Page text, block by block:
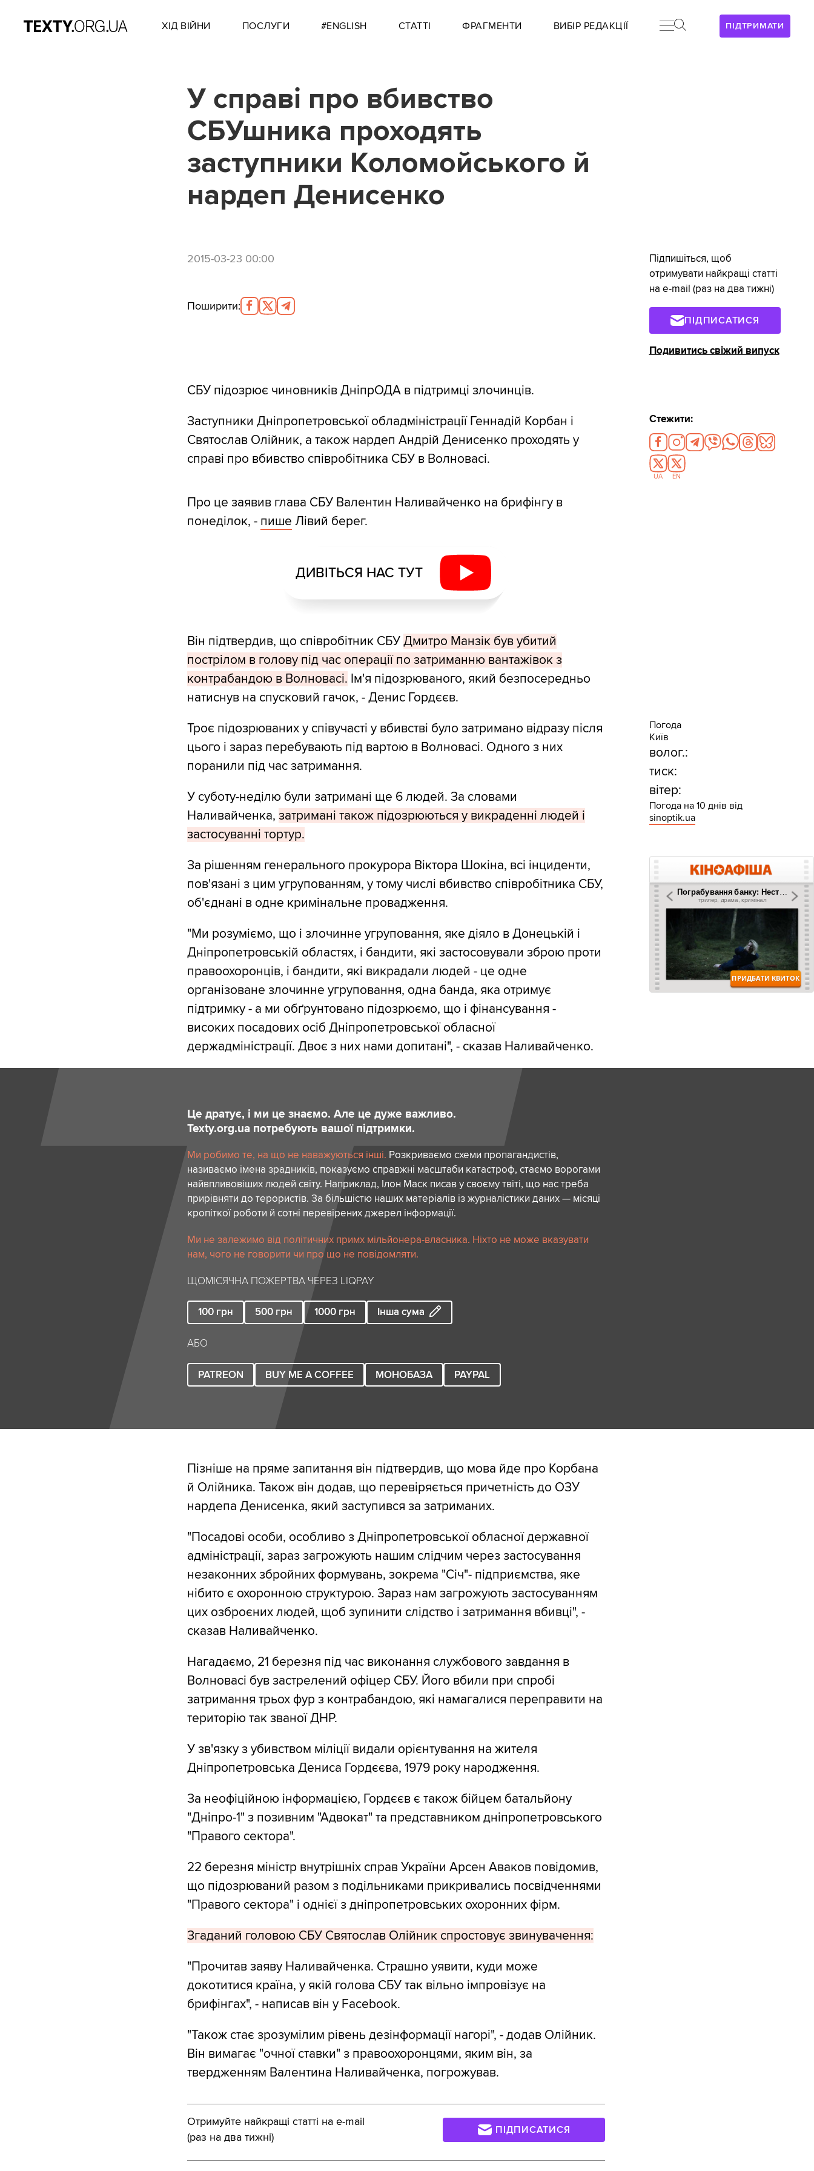
ПІДТРИМАТИ
ХІД ВІЙНИ ПОСЛУГИ #ENGLISH СТАТТІ ФРАГМЕНТИ ВИБІР РЕДАКЦІЇ
У справі про вбивство
СБУшника проходять
заступники Коломойського й
нардеп Денисенко
2015-03-23 00:00
Поширити:
СБУ підозрює чиновників ДніпрОДА в підтримці злочинців.
Заступники Дніпропетровської обладміністрації Геннадій Корбан і
Святослав Олійник, а також нардеп Андрій Денисенко проходять у
справі про вбивство співробітника СБУ в Волновасі.
Про це заявив глава СБУ Валентин Наливайченко на брифінгу в
понеділок, - пише Лівий берег.
ДИВІТЬСЯ НАС ТУТ
Він підтвердив, що співробітник СБУ Дмитро Манзік був убитий
пострілом в голову під час операції по затриманню вантажівок з
контрабандою в Волновасі. Ім'я підозрюваного, який безпосередньо
натиснув на спусковий гачок, - Денис Гордєєв.
Троє підозрюваних у співучасті у вбивстві було затримано відразу після
цього і зараз перебувають під вартою в Волновасі. Одного з них
поранили під час затримання.
У суботу-неділю були затримані ще 6 людей. За словами
Наливайченка, затримані також підозрюються у викраденні людей і
застосуванні тортур.
За рішенням генерального прокурора Віктора Шокіна, всі інциденти,
пов'язані з цим угрупованням, у тому числі вбивство співробітника СБУ,
об'єднані в одне кримінальне провадження.
"Ми розуміємо, що і злочинне угруповання, яке діяло в Донецькій і
Дніпропетровській областях, і бандити, які застосовували зброю проти
правоохоронців, і бандити, які викрадали людей - це одне
організоване злочинне угруповання, одна банда, яка отримує
підтримку - а ми обґрунтовано підозрюємо, що і фінансування -
високих посадових осіб Дніпропетровської обласної
держадміністрації. Двоє з них нами допитані", - сказав Наливайченко.
Це дратує, і ми це знаємо. Але це дуже важливо.
Texty.org.ua потребують вашої підтримки.
Ми робимо те, на що не наважуються інші. Розкриваємо схеми пропагандистів,
називаємо імена зрадників, показуємо справжні масштаби катастроф, стаємо ворогами
найвпливовіших людей світу. Наприклад, Ілон Маск писав у своєму твіті, що нас треба
прирівняти до терористів. За більшістю наших матеріалів із журналістики даних — місяці
кропіткої роботи й сотні перевірених джерел інформації.
Ми не залежимо від політичних примх мільйонера-власника. Ніхто не може вказувати
нам, чого не говорити чи про що не повідомляти.
ЩОМІСЯЧНА ПОЖЕРТВА ЧЕРЕЗ LIQPAY
100 грн 500 грн 1000 грн Інша сума
АБО
PATREON BUY ME A COFFEE МОНОБАЗА PAYPAL
Пізніше на пряме запитання він підтвердив, що мова йде про Корбана
й Олійника. Також він додав, що перевіряється причетність до ОЗУ
нардепа Денисенка, який заступився за затриманих.
"Посадові особи, особливо з Дніпропетровської обласної державної
адміністрації, зараз загрожують нашим слідчим через застосування
незаконних збройних формувань, зокрема "Січ"- підприємства, яке
нібито є охоронною структурою. Зараз нам загрожують застосуванням
цих озброєних людей, щоб зупинити слідство і затримання вбивці", -
сказав Наливайченко.
Нагадаємо, 21 березня під час виконання службового завдання в
Волновасі був застрелений офіцер СБУ. Його вбили при спробі
затримання трьох фур з контрабандою, які намагалися переправити на
територію так званої ДНР.
У зв'язку з убивством міліції видали орієнтування на жителя
Дніпропетровська Дениса Гордєєва, 1979 року народження.
За неофіційною інформацією, Гордєєв є також бійцем батальйону
"Дніпро-1" з позивним "Адвокат" та представником дніпропетровського
"Правого сектора".
22 березня міністр внутрішніх справ України Арсен Аваков повідомив,
що підозрюваний разом з подільниками прикривались посвідченнями
"Правого сектора" і однієї з дніпропетровських охоронних фірм.
Згаданий головою СБУ Святослав Олійник спростовує звинувачення:
"Прочитав заяву Наливайченка. Страшно уявити, куди може
докотитися країна, у якій голова СБУ так вільно імпровізує на
брифінгах", - написав він у Facebook.
"Також стає зрозумілим рівень дезінформації нагорі", - додав Олійник.
Він вимагає "очної ставки" з правоохоронцями, яким він, за
твердженням Валентина Наливайченка, погрожував.
Отримуйте найкращі статті на e-mail
(раз на два тижні)
ПІДПИСАТИСЯ
Підпишіться, щоб
отримувати найкращі статті
на e-mail (раз на два тижні)
ПІДПИСАТИСЯ
Подивитись свіжий випуск
Стежити:
UA EN
Погода
Київ
волог.:
тиск:
вітер:
Погода на 10 днів від
sinoptik.ua